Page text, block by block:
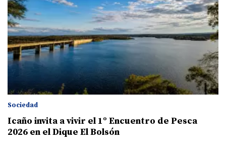
Sociedad
Icaño invita a vivir el 1º Encuentro de Pesca
2026 en el Dique El Bolsón